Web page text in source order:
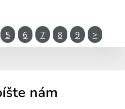
5 6 7 8 9 >
nám